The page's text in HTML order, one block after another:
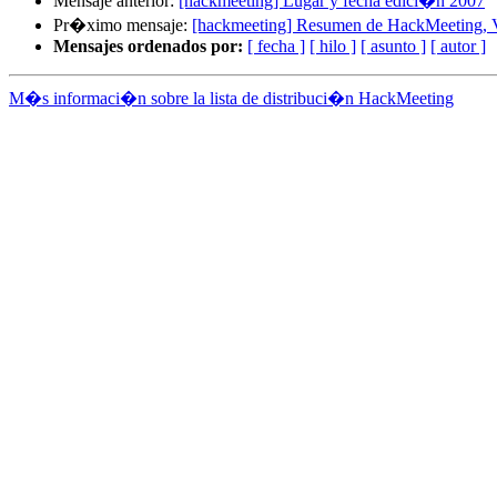
Pr�ximo mensaje: [hackmeeting] Resumen de
Mensajes ordenados por: [ fecha ] [ hilo ] [ asunto ] [ autor ]
M�s informaci�n sobre la lista de distribuci�n HackMeeting